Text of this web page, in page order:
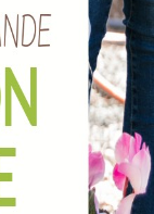
1 dent